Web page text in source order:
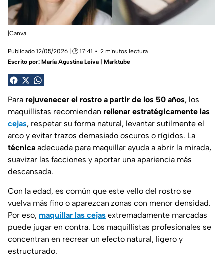
|Canva
Publicado 12/05/2026 | 🕑 17:41
2 minutos lectura
Escrito por: María Agustina Leiva | Marktube
Para rejuvenecer el rostro a partir de los 50 años, los
maquillistas recomiendan rellenar estratégicamente las
cejas, respetar su forma natural, levantar sutilmente el
arco y evitar trazos demasiado oscuros o rígidos. La
técnica adecuada para maquillar ayuda a abrir la mirada,
suavizar las facciones y aportar una apariencia más
descansada.
Con la edad, es común que este vello del rostro se
vuelva más fino o aparezcan zonas con menor densidad.
Por eso, maquillar las cejas extremadamente marcadas
puede jugar en contra. Los maquillistas profesionales se
concentran en recrear un efecto natural, ligero y
estructurado.